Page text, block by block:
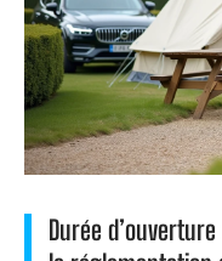
Durée